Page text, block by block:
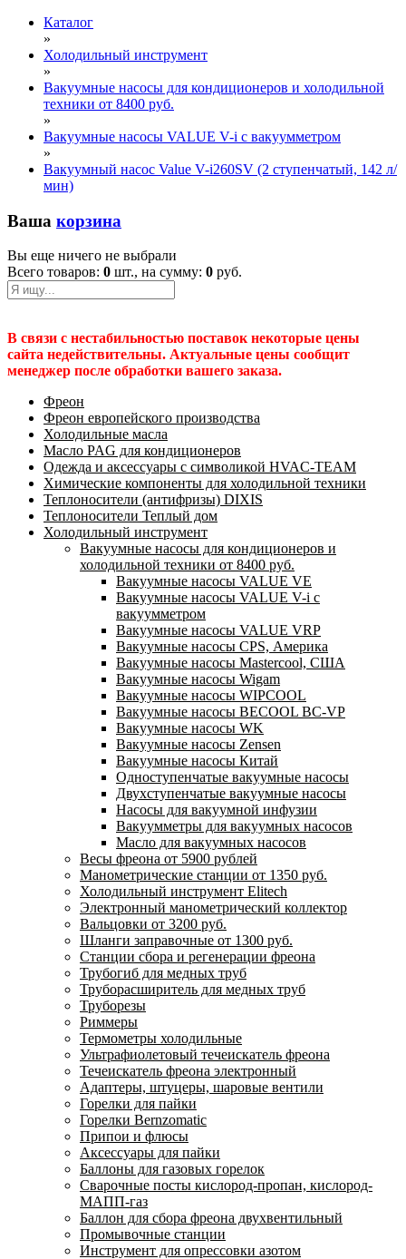
Каталог
»
Холодильный инструмент
»
Вакуумные насосы для кондиционеров и холодильной
техники от 8400 руб.
»
Вакуумные насосы VALUE V-i с вакуумметром
»
Вакуумный насос Value V-i260SV (2 ступенчатый, 142 л/
мин)
Ваша корзина
Вы еще ничего не выбрали
Всего товаров: 0 шт., на сумму: 0 руб.
В связи с нестабильностью поставок некоторые цены
сайта недействительны. Актуальные цены сообщит
менеджер после обработки вашего заказа.
Фреон
Фреон европейского производства
Холодильные масла
Масло PAG для кондиционеров
Одежда и аксессуары с символикой HVAC-TEAM
Химические компоненты для холодильной техники
Теплоносители (антифризы) DIXIS
Теплоносители Теплый дом
Холодильный инструмент
Вакуумные насосы для кондиционеров и
холодильной техники от 8400 руб.
Вакуумные насосы VALUE VE
Вакуумные насосы VALUE V-i с
вакуумметром
Вакуумные насосы VALUE VRP
Вакуумные насосы CPS, Америка
Вакуумные насосы Mastercool, США
Вакуумные насосы Wigam
Вакуумные насосы WIPCOOL
Вакуумные насосы BECOOL BC-VP
Вакуумные насосы WK
Вакуумные насосы Zensen
Вакуумные насосы Китай
Одноступенчатые вакуумные насосы
Двухступенчатые вакуумные насосы
Насосы для вакуумной инфузии
Вакуумметры для вакуумных насосов
Масло для вакуумных насосов
Весы фреона от 5900 рублей
Манометрические станции от 1350 руб.
Холодильный инструмент Elitech
Электронный манометрический коллектор
Вальцовки от 3200 руб.
Шланги заправочные от 1300 руб.
Станции сбора и регенерации фреона
Трубогиб для медных труб
Труборасширитель для медных труб
Труборезы
Риммеры
Термометры холодильные
Ультрафиолетовый течеискатель фреона
Течеискатель фреона электронный
Адаптеры, штуцеры, шаровые вентили
Горелки для пайки
Горелки Bernzomatic
Припои и флюсы
Аксессуары для пайки
Баллоны для газовых горелок
Сварочные посты кислород-пропан, кислород-
МАПП-газ
Баллон для сбора фреона двухвентильный
Промывочные станции
Инструмент для опрессовки азотом